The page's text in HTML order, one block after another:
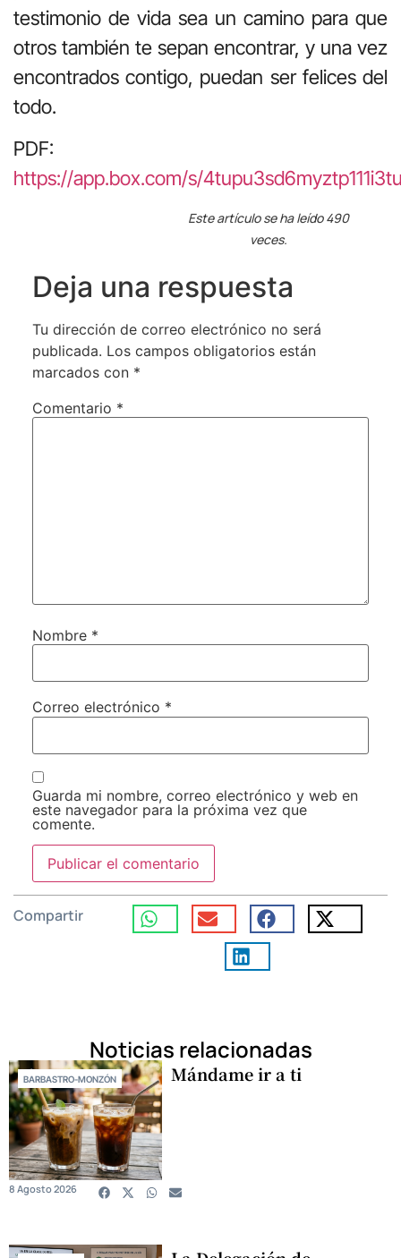
testimonio de vida sea un camino para que
otros también te sepan encontrar, y una vez
encontrados contigo, puedan ser felices del
todo.
PDF:
https://app.box.com/s/
Este artículo se ha leído 490
veces.
Deja una respuesta
Tu dirección de correo electrónico no será
publicada. Los campos obligatorios están
marcados con *
Comentario *
Nombre *
Correo electrónico *
Guarda mi nombre, correo electrónico y web en
este navegador para la próxima vez que
comente.
Compartir
Noticias relacionadas
BARBASTRO-MONZÓN Mándame ir a ti
8 Agosto 2026